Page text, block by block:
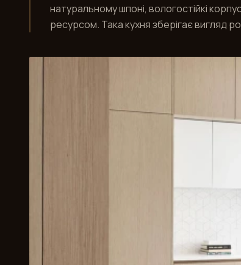
натуральному шпоні, вологостійкі
ресурсом. Така кухня зберігає вигляд